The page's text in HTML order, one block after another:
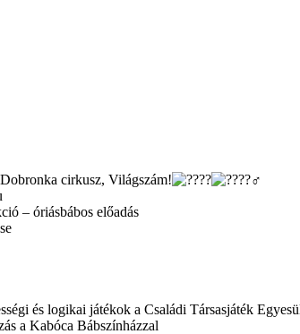
cirkusz, Világszám!
– óriásbábos előadás
és logikai játékok a Családi Társasjáték
a Kabóca Bábszínházzal